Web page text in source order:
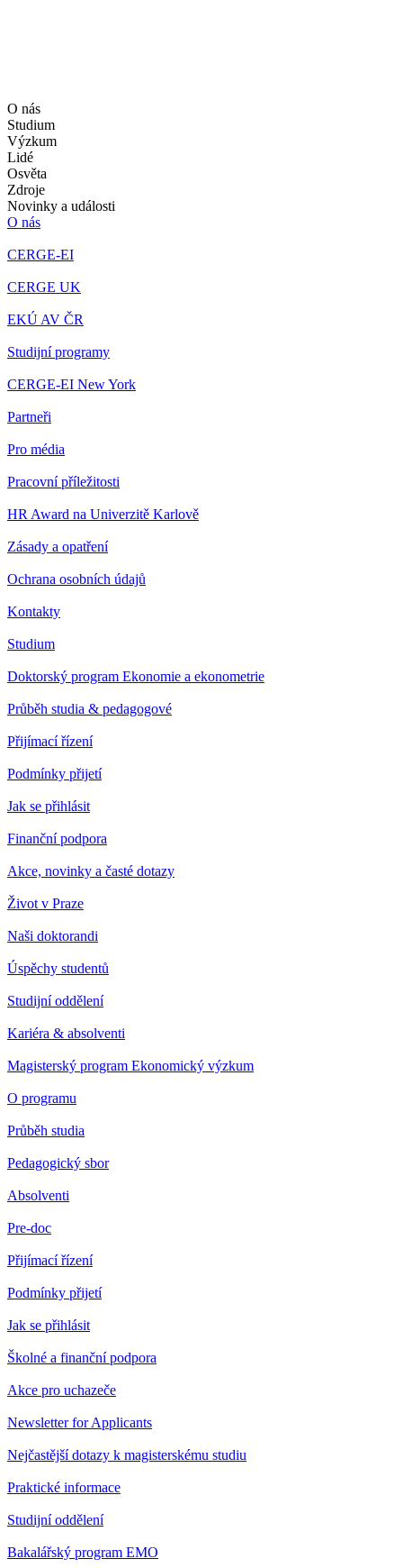
O nás
Studium
Výzkum
Lidé
Osvěta
Zdroje
Novinky a události
O nás
CERGE-EI
CERGE UK
EKÚ AV ČR
Studijní programy
CERGE-EI New York
Partneři
Pro média
Pracovní příležitosti
HR Award na Univerzitě Karlově
Zásady a opatření
Ochrana osobních údajů
Kontakty
Studium
Doktorský program Ekonomie a ekonometrie
Průběh studia & pedagogové
Přijímací řízení
Podmínky přijetí
Jak se přihlásit
Finanční podpora
Akce, novinky a časté dotazy
Život v Praze
Naši doktorandi
Úspěchy studentů
Studijní oddělení
Kariéra & absolventi
Magisterský program Ekonomický výzkum
O programu
Průběh studia
Pedagogický sbor
Absolventi
Pre-doc
Přijímací řízení
Podmínky přijetí
Jak se přihlásit
Školné a finanční podpora
Akce pro uchazeče
Newsletter for Applicants
Nejčastější dotazy k magisterskému studiu
Praktické informace
Studijní oddělení
Bakalářský program EMO